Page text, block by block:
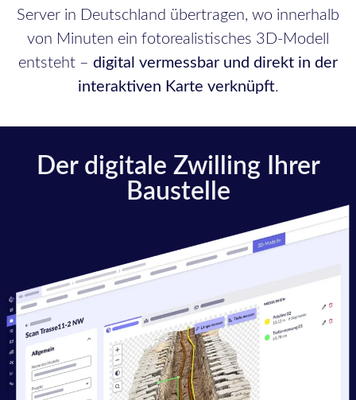
Server in Deutschland übertragen, wo innerhalb
von Minuten ein fotorealistisches 3D-Modell
entsteht – digital vermessbar und direkt in der
interaktiven Karte verknüpft.
Der digitale Zwilling Ihrer
Baustelle